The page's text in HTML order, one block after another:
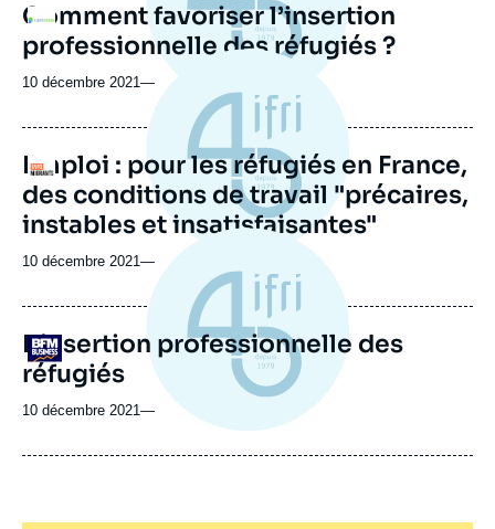
Logo
Comment favoriser l’insertion
professionnelle des réfugiés ?
10 décembre 2021—
Logo
Emploi : pour les réfugiés en France,
des conditions de travail "précaires,
instables et insatisfaisantes"
10 décembre 2021—
Logo
L'insertion professionnelle des
réfugiés
10 décembre 2021—